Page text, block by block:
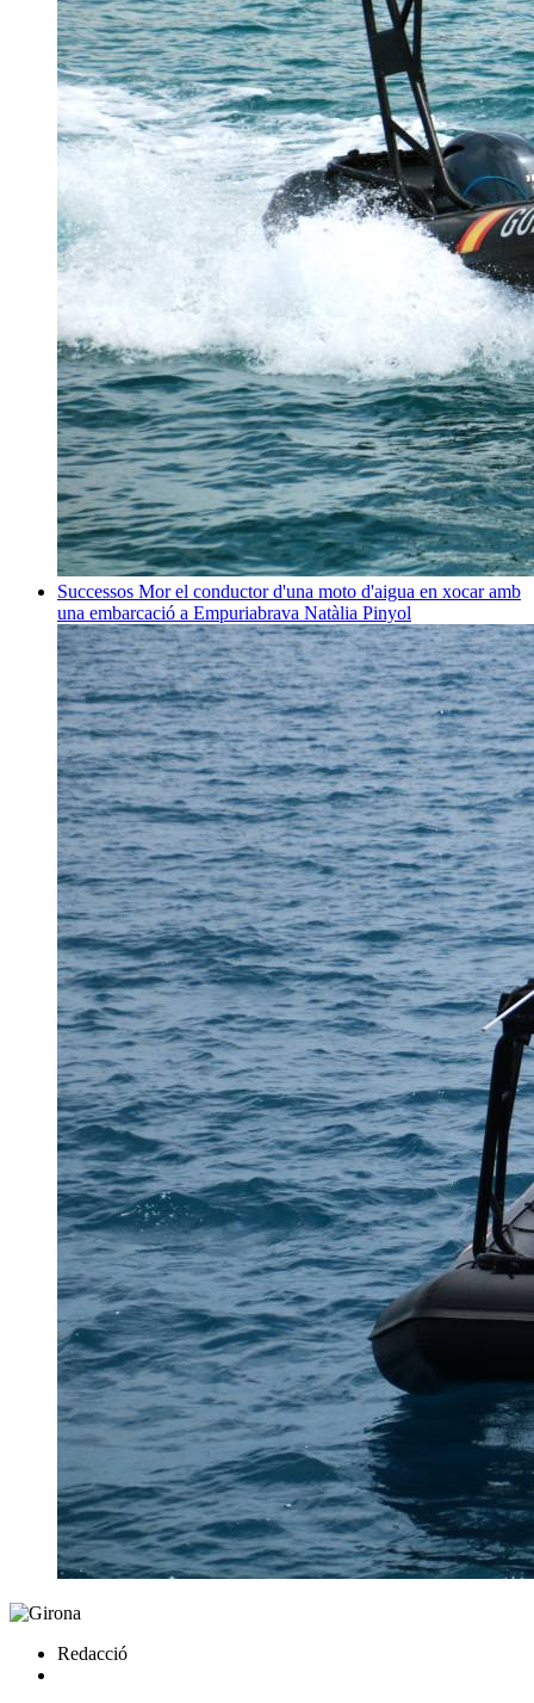
Successos Mor el conductor d'una moto d'aigua en xocar amb
una embarcació a Empuriabrava Natàlia Pinyol
Redacció